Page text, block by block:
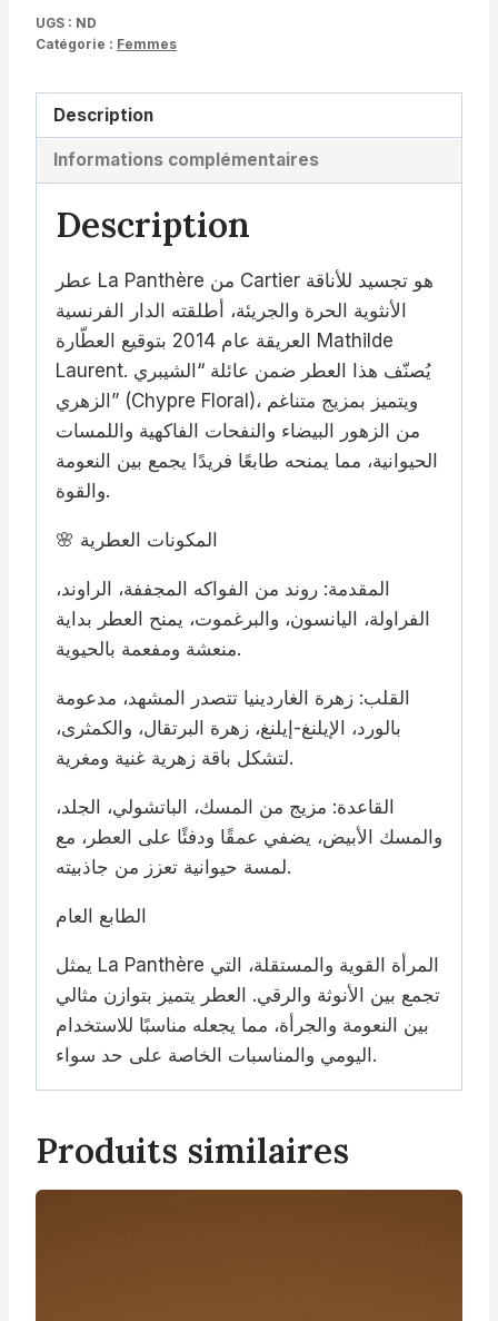
-
Cartier
UGS : ND
Catégorie : Femmes
Description
Informations complémentaires
Description
عطر La Panthère من Cartier هو تجسيد للأناقة
الأنثوية الحرة والجريئة، أطلقته الدار الفرنسية
العريقة عام 2014 بتوقيع العطّارة Mathilde
Laurent. يُصنّف هذا العطر ضمن عائلة “الشيبري
الزهري” (Chypre Floral)، ويتميز بمزيج متناغم
من الزهور البيضاء والنفحات الفاكهية واللمسات
الحيوانية، مما يمنحه طابعًا فريدًا يجمع بين النعومة
والقوة.
🌸 المكونات العطرية
المقدمة: روند من الفواكه المجففة، الراوند،
الفراولة، اليانسون، والبرغموت، يمنح العطر بداية
منعشة ومفعمة بالحيوية.
القلب: زهرة الغاردينيا تتصدر المشهد، مدعومة
بالورد، الإيلنغ-إيلنغ، زهرة البرتقال، والكمثرى،
لتشكل باقة زهرية غنية ومغرية.
القاعدة: مزيج من المسك، الباتشولي، الجلد،
والمسك الأبيض، يضفي عمقًا ودفئًا على العطر، مع
لمسة حيوانية تعزز من جاذبيته.
الطابع العام
يمثل La Panthère المرأة القوية والمستقلة، التي
تجمع بين الأنوثة والرقي. العطر يتميز بتوازن مثالي
بين النعومة والجرأة، مما يجعله مناسبًا للاستخدام
اليومي والمناسبات الخاصة على حد سواء.
Produits similaires